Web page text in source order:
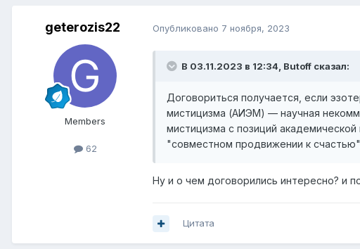
geterozis22
Members
62
Опубликовано 7 ноября, 2023
В 03.11.2023 в 12:34, Butoff сказал:
Договориться получается, если
мистицизма (АИЭМ) — научная
мистицизма с позиций
"совместном продвижении к
Ну и о чем договорились интересно? и
Цитата